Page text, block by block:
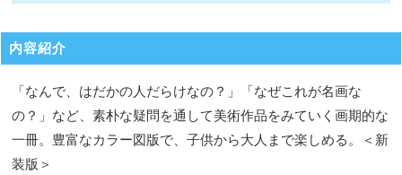
内容紹介
「なんで、はだかの人だらけなの？」「なぜこれが名画な
の？」など、素朴な疑問を通して美術作品をみていく画期的な
一冊。豊富なカラー図版で、子供から大人まで楽しめる。＜新
装版＞